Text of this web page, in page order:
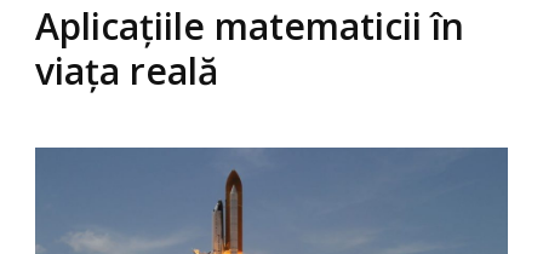
Aplicațiile matematicii în
viața reală